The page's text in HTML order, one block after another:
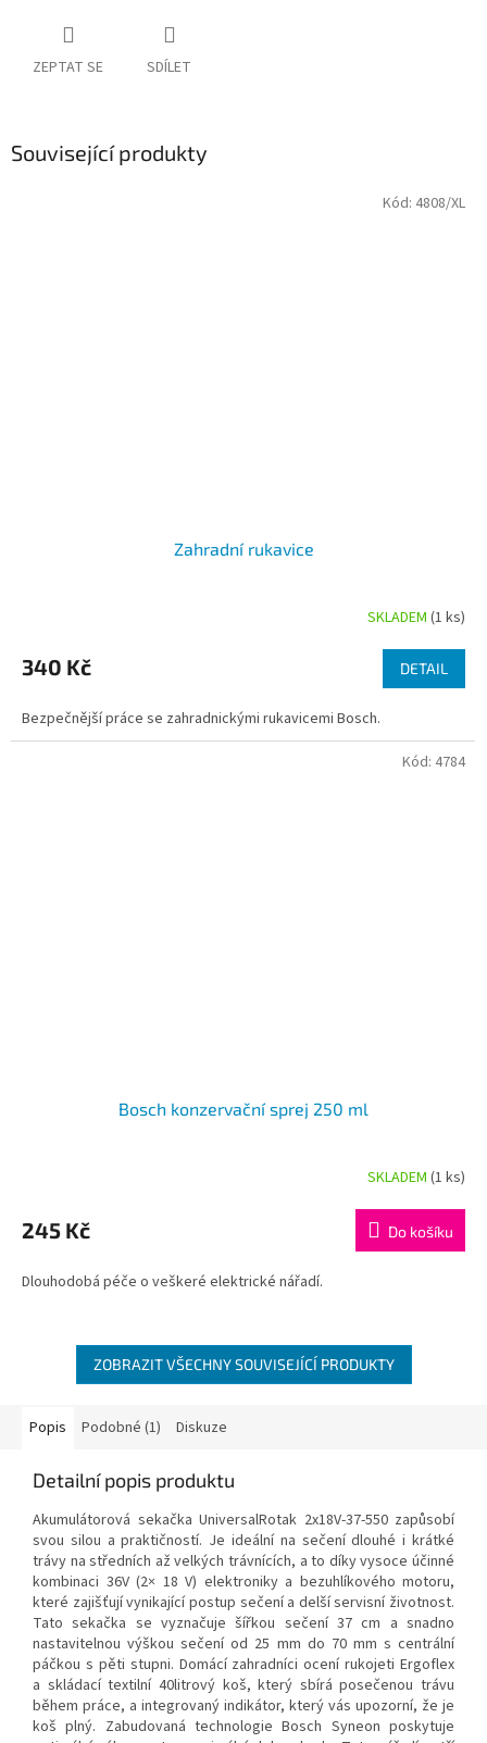
ZEPTAT SE SDÍLET
Související produkty
Zahradní rukavice
produktu
je
z
5
SKLADEM(1 ks)
340 Kč DETAIL
Bezpečnější práce se zahradnickými rukavicemi Bosch.
Kód: 4808/XL
Bosch konzervační sprej 250 ml
produktu
je
z
SKLADEM(1 ks)
245 Kč Do košíku
Dlouhodobá péče o veškeré elektrické nářadí.
Kód: 4784
ZOBRAZIT VŠECHNY SOUVISEJÍCÍ PRODUKTY
Popis Podobné (1) Diskuze
Detailní popis produktu
Akumulátorová sekačka UniversalRotak 2x18V-37-550 zapůsobí
svou silou a praktičností. Je ideální na sečení dlouhé i krátké
trávy na středních až velkých trávnících, a to díky vysoce účinné
kombinaci 36V (2× 18 V) elektroniky a bezuhlíkového motoru,
které zajišťují vynikající postup sečení a delší servisní životnost.
Tato sekačka se vyznačuje šířkou sečení 37 cm a snadno
nastavitelnou výškou sečení od 25 mm do 70 mm s centrální
páčkou s pěti stupni. Domácí zahradníci ocení rukojeti Ergoflex
a skládací textilní 40litrový koš, který sbírá posečenou trávu
během práce, a integrovaný indikátor, který vás upozorní, že je
koš plný. Zabudovaná technologie Bosch Syneon poskytuje